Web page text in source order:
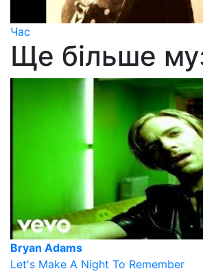
Час
Ще більше
Bryan Adams
Let's Make A Night To Remember